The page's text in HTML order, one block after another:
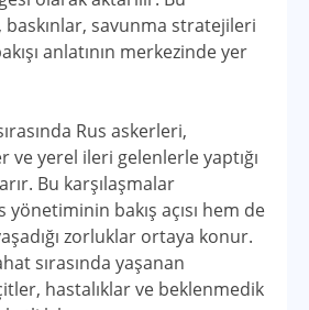
savunma stratejileri
anlatının merkezinde yer
Rus askerleri,
yerel ileri gelenlerle yaptığı
Bu karşılaşmalar
yönetiminin bakış açısı hem de
zorluklar ortaya konur.
sırasında yaşanan
hastalıklar ve beklenmedik